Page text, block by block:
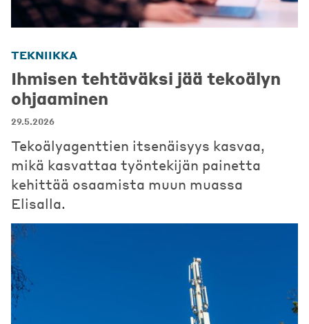
TEKNIIKKA
Ihmisen tehtäväksi jää tekoälyn
ohjaaminen
29.5.2026
Tekoälyagenttien itsenäisyys kasvaa,
mikä kasvattaa työntekijän painetta
kehittää osaamista muun muassa
Elisalla.